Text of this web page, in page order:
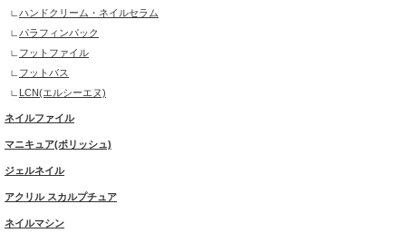
ハンドクリーム・ネイルセラム
パラフィンパック
フットファイル
フットバス
LCN(エルシーエヌ)
ネイルファイル
マニキュア(ポリッシュ)
ジェルネイル
アクリル スカルプチュア
ネイルマシン